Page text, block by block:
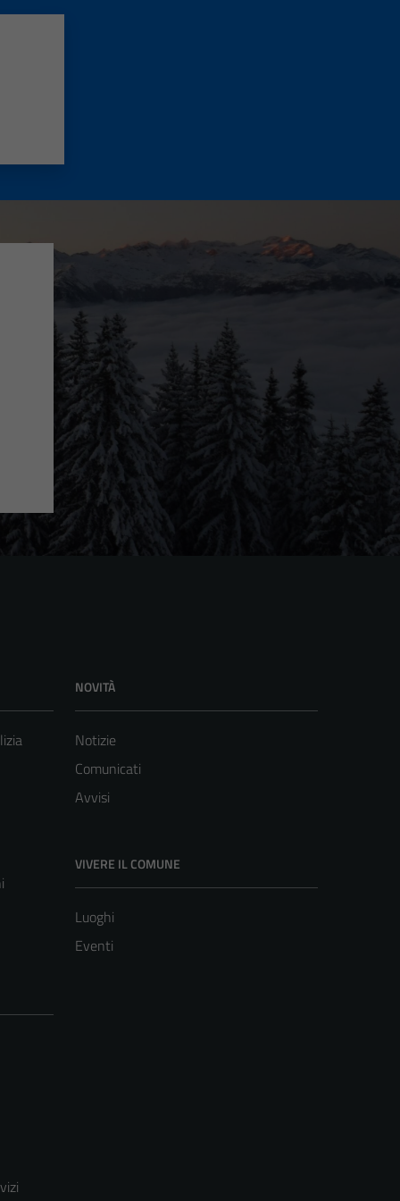
NOVITÀ
Notizie
Comunicati
Avvisi
VIVERE IL COMUNE
Luoghi
Eventi